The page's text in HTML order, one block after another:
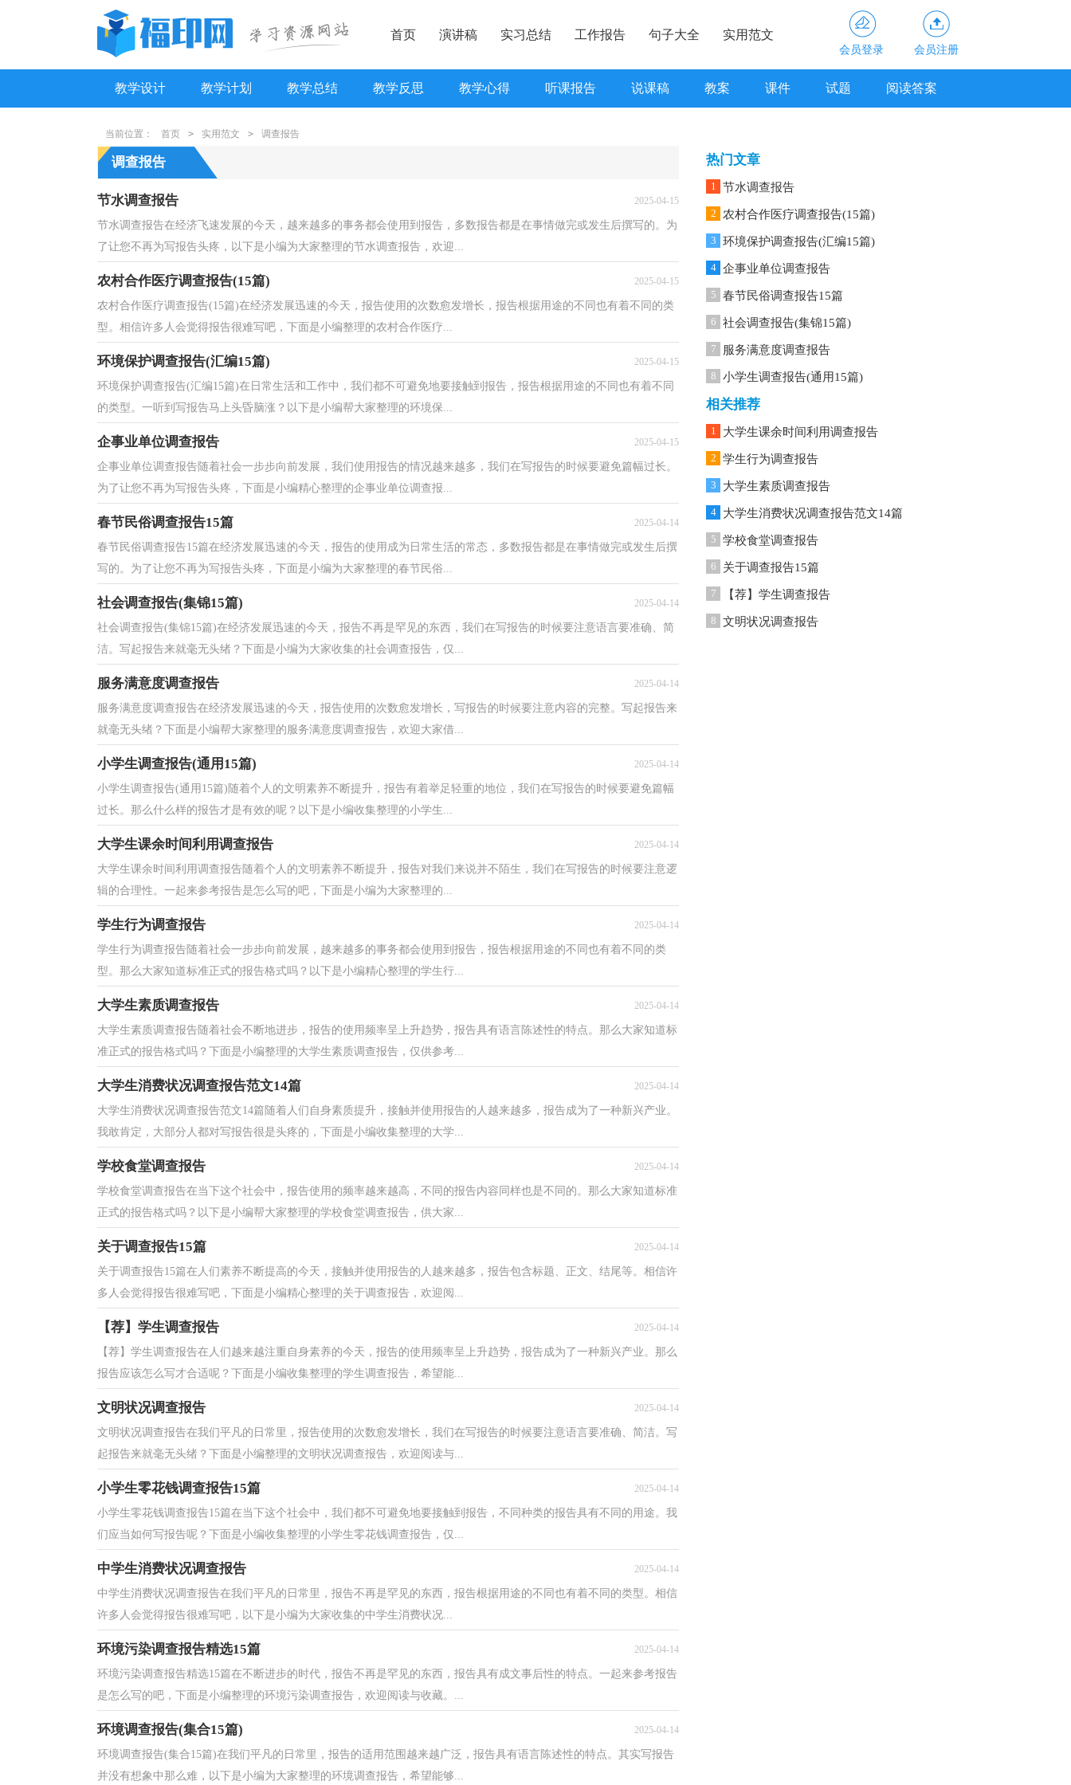
首页 演讲稿 实习总结 工作报告 句子大全 实用范文
会员登录 会员注册
教学设计 教学计划 教学总结 教学反思 教学心得 听课报告 说课稿 教案 课件 试题 阅读答案
当前位置： 首页 > 实用范文 > 调查报告
调查报告
节水调查报告 2025-04-15
节水调查报告在经济飞速发展的今天，越来越多的事务都会使用到报告，多数报告都是在事情做完或发生后撰写的。为
了让您不再为写报告头疼，以下是小编为大家整理的节水调查报告，欢迎...
农村合作医疗调查报告(15篇) 2025-04-15
农村合作医疗调查报告(15篇)在经济发展迅速的今天，报告使用的次数愈发增长，报告根据用途的不同也有着不同的类
型。相信许多人会觉得报告很难写吧，下面是小编整理的农村合作医疗...
环境保护调查报告(汇编15篇) 2025-04-15
环境保护调查报告(汇编15篇)在日常生活和工作中，我们都不可避免地要接触到报告，报告根据用途的不同也有着不同
的类型。一听到写报告马上头昏脑涨？以下是小编帮大家整理的环境保...
企事业单位调查报告 2025-04-15
企事业单位调查报告随着社会一步步向前发展，我们使用报告的情况越来越多，我们在写报告的时候要避免篇幅过长。
为了让您不再为写报告头疼，下面是小编精心整理的企事业单位调查报...
春节民俗调查报告15篇 2025-04-14
春节民俗调查报告15篇在经济发展迅速的今天，报告的使用成为日常生活的常态，多数报告都是在事情做完或发生后撰
写的。为了让您不再为写报告头疼，下面是小编为大家整理的春节民俗...
社会调查报告(集锦15篇) 2025-04-14
社会调查报告(集锦15篇)在经济发展迅速的今天，报告不再是罕见的东西，我们在写报告的时候要注意语言要准确、简
洁。写起报告来就毫无头绪？下面是小编为大家收集的社会调查报告，仅...
服务满意度调查报告 2025-04-14
服务满意度调查报告在经济发展迅速的今天，报告使用的次数愈发增长，写报告的时候要注意内容的完整。写起报告来
就毫无头绪？下面是小编帮大家整理的服务满意度调查报告，欢迎大家借...
小学生调查报告(通用15篇) 2025-04-14
小学生调查报告(通用15篇)随着个人的文明素养不断提升，报告有着举足轻重的地位，我们在写报告的时候要避免篇幅
过长。那么什么样的报告才是有效的呢？以下是小编收集整理的小学生...
大学生课余时间利用调查报告 2025-04-14
大学生课余时间利用调查报告随着个人的文明素养不断提升，报告对我们来说并不陌生，我们在写报告的时候要注意逻
辑的合理性。一起来参考报告是怎么写的吧，下面是小编为大家整理的...
学生行为调查报告 2025-04-14
学生行为调查报告随着社会一步步向前发展，越来越多的事务都会使用到报告，报告根据用途的不同也有着不同的类
型。那么大家知道标准正式的报告格式吗？以下是小编精心整理的学生行...
大学生素质调查报告 2025-04-14
大学生素质调查报告随着社会不断地进步，报告的使用频率呈上升趋势，报告具有语言陈述性的特点。那么大家知道标
准正式的报告格式吗？下面是小编整理的大学生素质调查报告，仅供参考...
大学生消费状况调查报告范文14篇 2025-04-14
大学生消费状况调查报告范文14篇随着人们自身素质提升，接触并使用报告的人越来越多，报告成为了一种新兴产业。
我敢肯定，大部分人都对写报告很是头疼的，下面是小编收集整理的大学...
学校食堂调查报告 2025-04-14
学校食堂调查报告在当下这个社会中，报告使用的频率越来越高，不同的报告内容同样也是不同的。那么大家知道标准
正式的报告格式吗？以下是小编帮大家整理的学校食堂调查报告，供大家...
关于调查报告15篇 2025-04-14
关于调查报告15篇在人们素养不断提高的今天，接触并使用报告的人越来越多，报告包含标题、正文、结尾等。相信许
多人会觉得报告很难写吧，下面是小编精心整理的关于调查报告，欢迎阅...
【荐】学生调查报告 2025-04-14
【荐】学生调查报告在人们越来越注重自身素养的今天，报告的使用频率呈上升趋势，报告成为了一种新兴产业。那么
报告应该怎么写才合适呢？下面是小编收集整理的学生调查报告，希望能...
文明状况调查报告 2025-04-14
文明状况调查报告在我们平凡的日常里，报告使用的次数愈发增长，我们在写报告的时候要注意语言要准确、简洁。写
起报告来就毫无头绪？下面是小编整理的文明状况调查报告，欢迎阅读与...
小学生零花钱调查报告15篇 2025-04-14
小学生零花钱调查报告15篇在当下这个社会中，我们都不可避免地要接触到报告，不同种类的报告具有不同的用途。我
们应当如何写报告呢？下面是小编收集整理的小学生零花钱调查报告，仅...
中学生消费状况调查报告 2025-04-14
中学生消费状况调查报告在我们平凡的日常里，报告不再是罕见的东西，报告根据用途的不同也有着不同的类型。相信
许多人会觉得报告很难写吧，以下是小编为大家收集的中学生消费状况...
环境污染调查报告精选15篇 2025-04-14
环境污染调查报告精选15篇在不断进步的时代，报告不再是罕见的东西，报告具有成文事后性的特点。一起来参考报告
是怎么写的吧，下面是小编整理的环境污染调查报告，欢迎阅读与收藏。...
环境调查报告(集合15篇) 2025-04-14
环境调查报告(集合15篇)在我们平凡的日常里，报告的适用范围越来越广泛，报告具有语言陈述性的特点。其实写报告
并没有想象中那么难，以下是小编为大家整理的环境调查报告，希望能够...
热门文章
1 节水调查报告
2 农村合作医疗调查报告(15篇)
3 环境保护调查报告(汇编15篇)
4 企事业单位调查报告
5 春节民俗调查报告15篇
6 社会调查报告(集锦15篇)
7 服务满意度调查报告
8 小学生调查报告(通用15篇)
相关推荐
1 大学生课余时间利用调查报告
2 学生行为调查报告
3 大学生素质调查报告
4 大学生消费状况调查报告范文14篇
5 学校食堂调查报告
6 关于调查报告15篇
7 【荐】学生调查报告
8 文明状况调查报告